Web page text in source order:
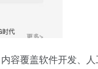
容覆盖软件开发、